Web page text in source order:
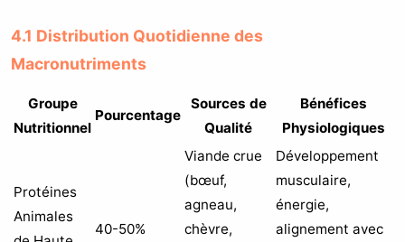
4.1 Distribution Quotidienne des
Macronutriments
Groupe
Nutritionnel
Pourcentage
Sources de
Qualité
Bénéfices
Physiologiques
Protéines
Animales
40-50%
Viande crue
(bœuf,
agneau,
chèvre,
Développement
musculaire,
énergie,
alignement avec